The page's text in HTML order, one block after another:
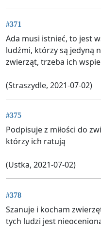
#371
Ada musi istnieć, to jest
ludźmi, którzy są jedyną
zwierząt, trzeba ich
(Straszydle, 2021-07-02)
#375
Podpisuje z miłości do
którzy ich ratują
(Ustka, 2021-07-02)
#378
Szanuje i kocham
tych ludzi jest